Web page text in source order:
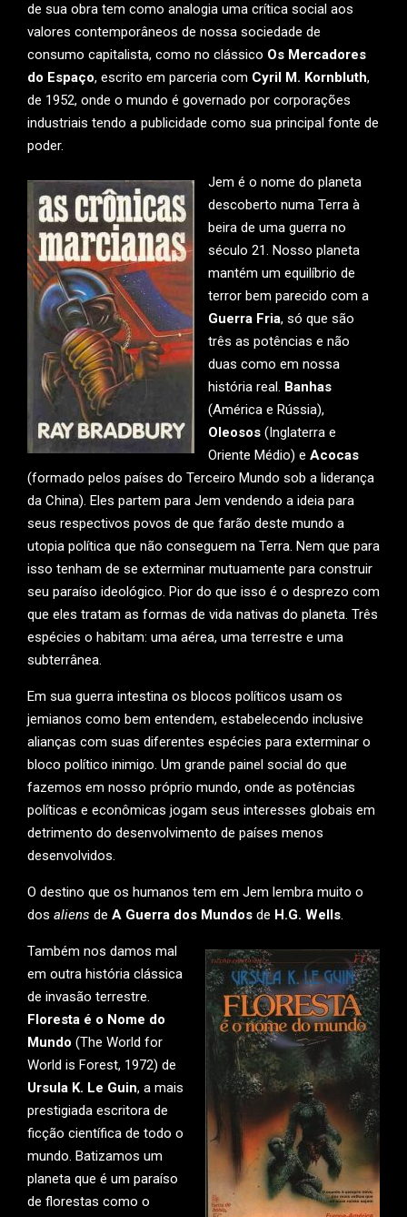
de sua obra tem como analogia uma crítica social aos
valores contemporâneos de nossa sociedade de
consumo capitalista, como no clássico Os Mercadores
do Espaço, escrito em parceria com Cyril M. Kornbluth,
de 1952, onde o mundo é governado por corporações
industriais tendo a publicidade como sua principal fonte de
poder.
Jem é o nome do planeta
descoberto numa Terra à
beira de uma guerra no
século 21. Nosso planeta
mantém um equilíbrio de
terror bem parecido com a
Guerra Fria, só que são
três as potências e não
duas como em nossa
história real. Banhas
(América e Rússia),
Oleosos (Inglaterra e
Oriente Médio) e Acocas
(formado pelos países do Terceiro Mundo sob a liderança
da China). Eles partem para Jem vendendo a ideia para
seus respectivos povos de que farão deste mundo a
utopia política que não conseguem na Terra. Nem que para
isso tenham de se exterminar mutuamente para construir
seu paraíso ideológico. Pior do que isso é o desprezo com
que eles tratam as formas de vida nativas do planeta. Três
espécies o habitam: uma aérea, uma terrestre e uma
subterrânea.
Em sua guerra intestina os blocos políticos usam os
jemianos como bem entendem, estabelecendo inclusive
alianças com suas diferentes espécies para exterminar o
bloco político inimigo. Um grande painel social do que
fazemos em nosso próprio mundo, onde as potências
políticas e econômicas jogam seus interesses globais em
detrimento do desenvolvimento de países menos
desenvolvidos.
O destino que os humanos tem em Jem lembra muito o
dos aliens de A Guerra dos Mundos de H.G. Wells.
Também nos damos mal
em outra história clássica
de invasão terrestre.
Floresta é o Nome do
Mundo (The World for
World is Forest, 1972) de
Ursula K. Le Guin, a mais
prestigiada escritora de
ficção científica de todo o
mundo. Batizamos um
planeta que é um paraíso
de florestas como o